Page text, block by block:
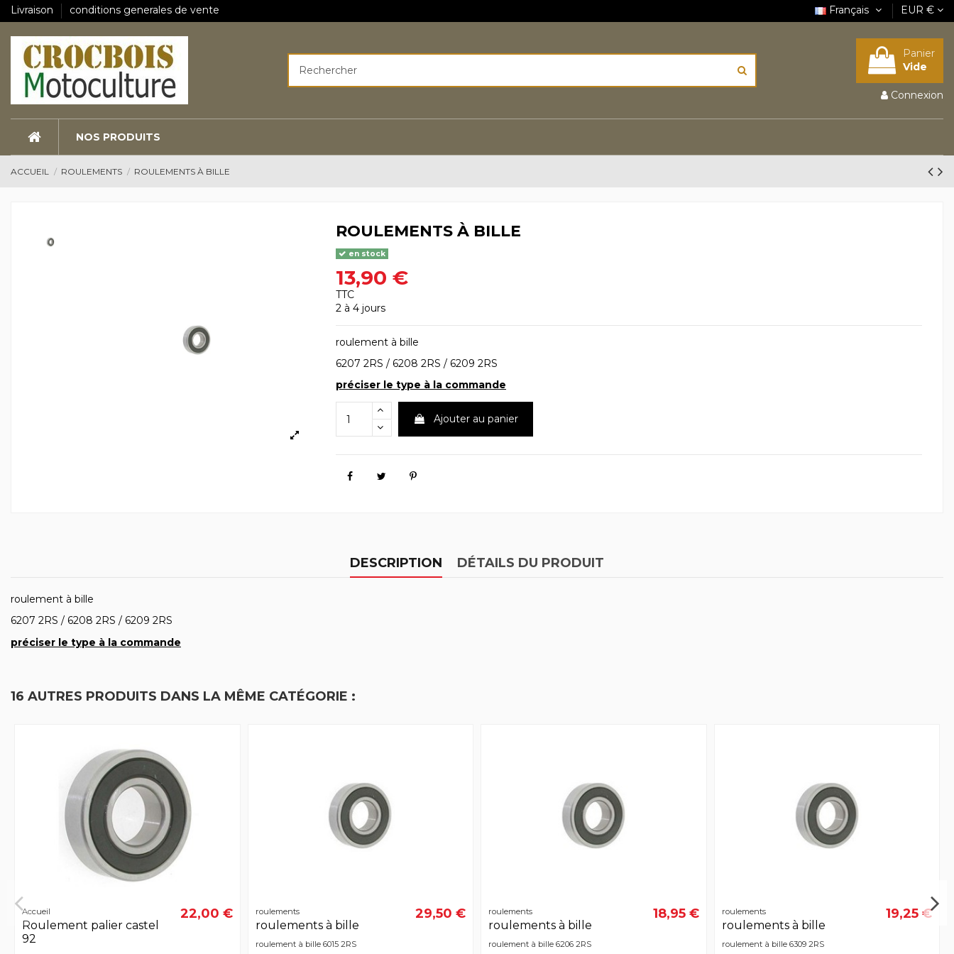
Livraison conditions generales de vente Français EUR €
Panier
Vide
Connexion
NOS PRODUITS
ACCUEIL ROULEMENTS ROULEMENTS À BILLE
ROULEMENTS À BILLE
en stock
13,90 €
TTC
2 à 4 jours
roulement à bille
6207 2RS / 6208 2RS / 6209 2RS
préciser le type à la commande
Ajouter au panier
DESCRIPTION DÉTAILS DU PRODUIT
roulement à bille
6207 2RS / 6208 2RS / 6209 2RS
préciser le type à la commande
16 AUTRES PRODUITS DANS LA MÊME CATÉGORIE :
Accueil
Roulement palier castel
92
22,00 € roulements
roulements à bille
29,50 €
roulement à bille 6015 2RS
roulements
roulements à bille
18,95 €
roulement à bille 6206 2RS
roulements
roulements à bille
19,25 €
roulement à bille 6309 2RS